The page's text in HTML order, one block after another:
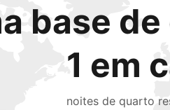
base
1 em
noites de quarto